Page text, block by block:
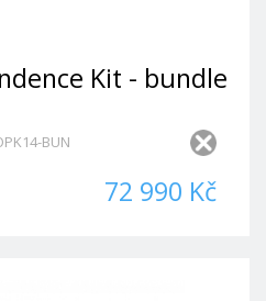
Kit - bundle
BUN
72 990 Kč